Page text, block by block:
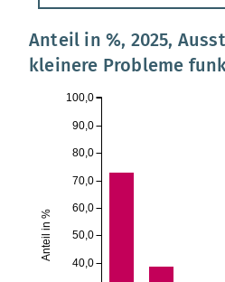
Anteil in %, 2025,
kleinere Probleme
Anteil in %
40,0
50,0
60,0
70,0
80,0
90,0
100,0